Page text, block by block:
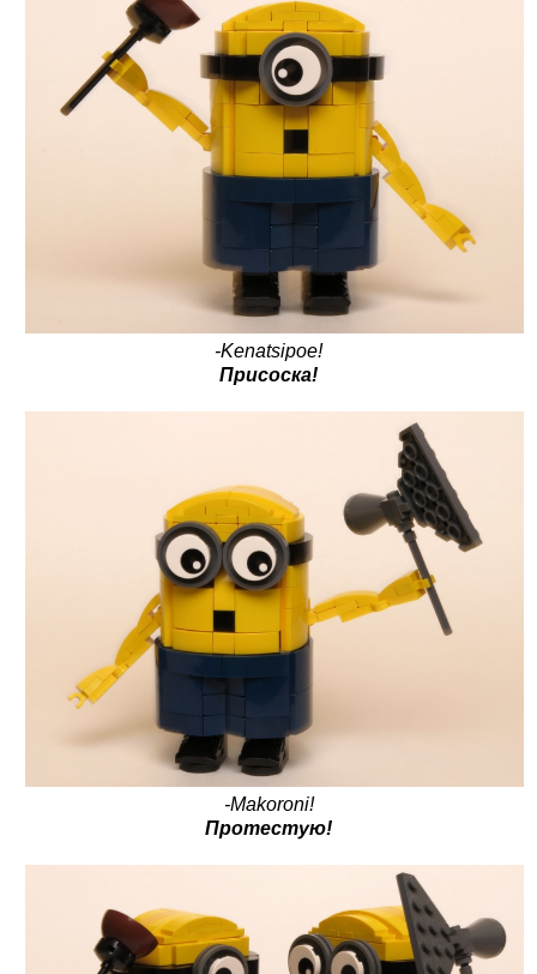
-Kenatsipoe!
Присоска!
-Makoroni!
Протестую!